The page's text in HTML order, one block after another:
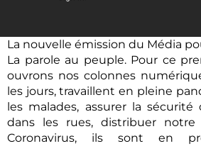
La nouvelle émission du Média
La parole au peuple. Pour ce
ouvrons nos colonnes
les jours, travaillent en pleine
les malades, assurer la sécurité
dans les rues, distribuer notre
Coronavirus, ils sont en